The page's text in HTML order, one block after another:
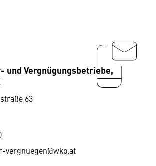
und Vergnügungsbetriebe,
63